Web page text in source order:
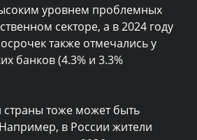
уровнем проблемных
секторе, а в 2024 году
также отмечались у
банков (4.3% и 3.3%
тоже может быть
в России жители